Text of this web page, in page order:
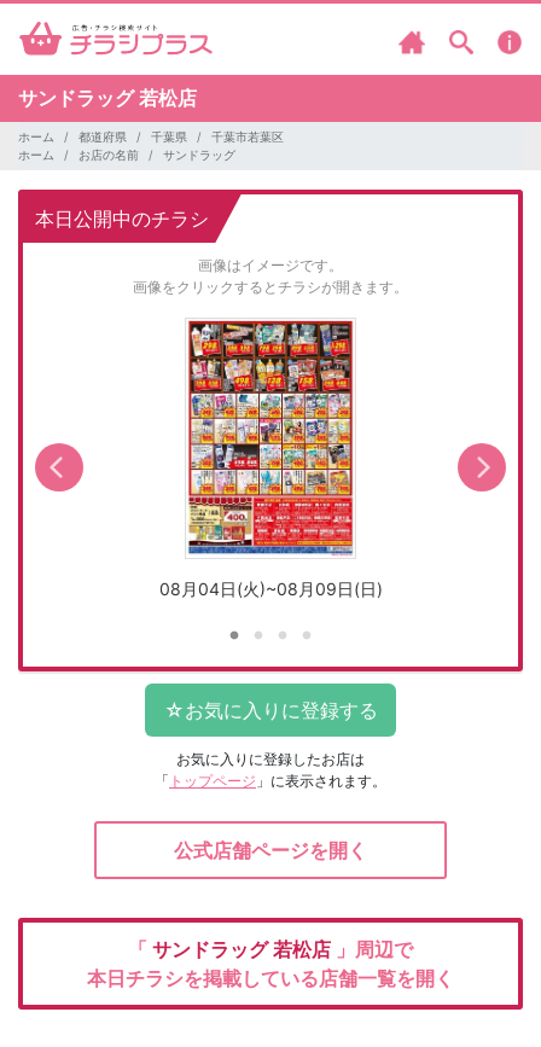
サンドラッグ若松店
ホーム 都道府県 千葉県
千葉市若葉区
ホーム
お店の名前 サンドラッグ
本日公開中のチラシ
画像はイメージです。
画像をクリックするとチラシが開きます。
08月04日(火)~08月09日(日)
お気に入りに登録したお店は
「 トップページ 」に表示されます。
公式店舗ページを開く
「 サンドラッグ若松店 」周辺で
本日チラシを掲載している店舗一覧を開く